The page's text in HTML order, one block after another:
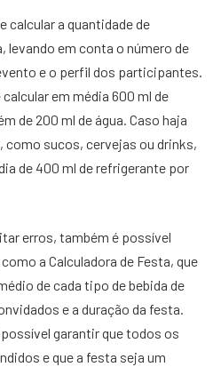
calcular a quantidade de
levando em conta o número de
e o perfil dos participantes.
em média 600 ml de
de 200 ml de água. Caso haja
sucos, cervejas ou drinks,
de 400 ml de refrigerante por
erros, também é possível
a Calculadora de Festa, que
de cada tipo de bebida de
e a duração da festa.
garantir que todos os
e que a festa seja um